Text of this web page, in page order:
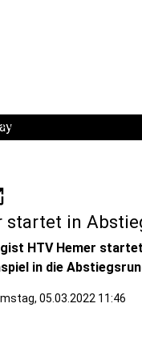
startet in
HTV Hemer
in die
05.03.2022 11:46